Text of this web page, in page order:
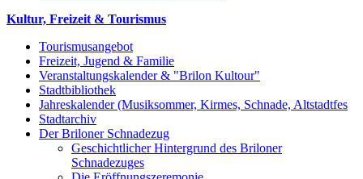
Kultur, Freizeit & Tourismus
Tourismusangebot
Freizeit, Jugend & Familie
Veranstaltungskalender & "Brilon Kultour"
Stadtbibliothek
Jahreskalender (Musiksommer, Kirmes, Schnade, Altstadtfes
Stadtarchiv
Der Briloner Schnadezug
Geschichtlicher Hintergrund des Briloner
Schnadezuges